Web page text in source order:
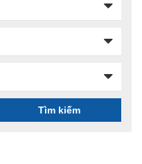
Tìm kiếm